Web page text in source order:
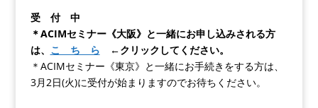
受 付 中
＊ACIMセミナー《大阪》と一緒にお申し込みされる方
は、 こ ち ら ←クリックしてください。
＊ACIMセミナー《東京》と一緒にお手続きをする方は、
3月2日(火)に受付が始まりますのでお待ちください。